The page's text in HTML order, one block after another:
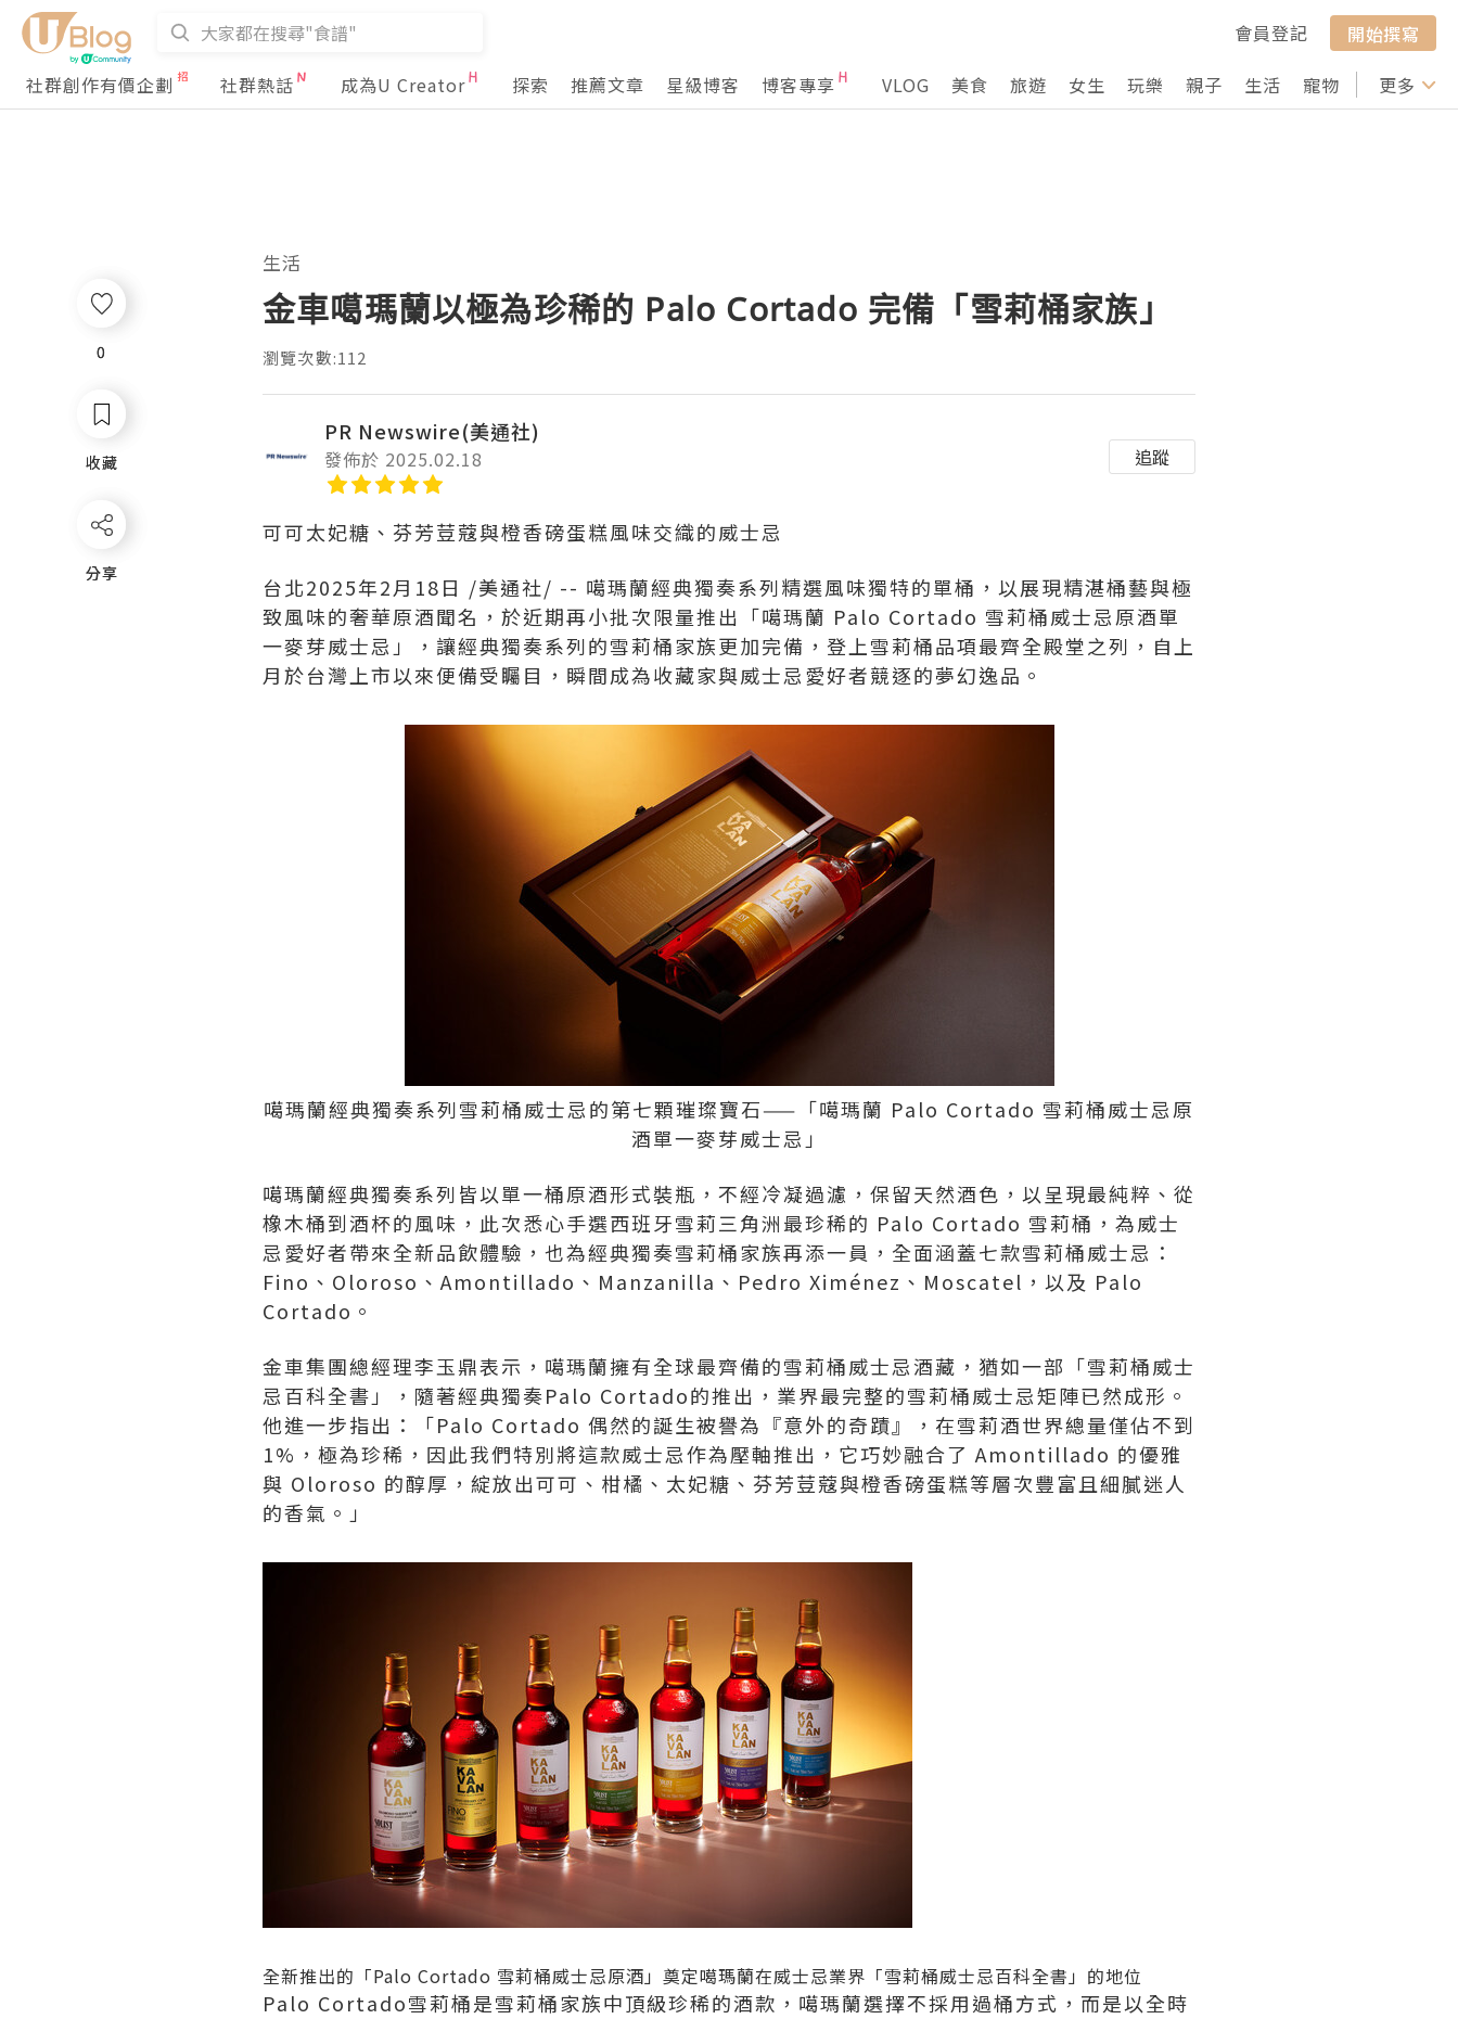
會員登記
開始撰寫
社群創作有價企劃
社群熱話 成為U Creator 探索 推薦文章 星級博客 博客專享 VLOG 美食 旅遊 女生 玩樂 親子 生活 寵物 行山 打卡
更多
0
收藏
分享
生活
金車噶瑪蘭以極為珍稀的 Palo Cortado 完備「雪莉桶家族」
瀏覽次數:112
PR Newswire(美通社)
發佈於 2025.02.18 追蹤
可可太妃糖、芬芳荳蔻與橙香磅蛋糕風味交織的威士忌
台北2025年2月18日 /美通社/ -- 噶瑪蘭經典獨奏系列精選風味獨特的單桶，以展現精湛桶藝與極
致風味的奢華原酒聞名，於近期再小批次限量推出「噶瑪蘭 Palo Cortado 雪莉桶威士忌原酒單
一麥芽威士忌」，讓經典獨奏系列的雪莉桶家族更加完備，登上雪莉桶品項最齊全殿堂之列，自上
月於台灣上市以來便備受矚目，瞬間成為收藏家與威士忌愛好者競逐的夢幻逸品。
噶瑪蘭經典獨奏系列雪莉桶威士忌的第七顆璀璨寶石——「噶瑪蘭 Palo Cortado 雪莉桶威士忌原
酒單一麥芽威士忌」
噶瑪蘭經典獨奏系列皆以單一桶原酒形式裝瓶，不經冷凝過濾，保留天然酒色，以呈現最純粹、從
橡木桶到酒杯的風味，此次悉心手選西班牙雪莉三角洲最珍稀的 Palo Cortado 雪莉桶，為威士
忌愛好者帶來全新品飲體驗，也為經典獨奏雪莉桶家族再添一員，全面涵蓋七款雪莉桶威士忌：
Fino、Oloroso、Amontillado、Manzanilla、Pedro Ximénez、Moscatel，以及 Palo
Cortado。
金車集團總經理李玉鼎表示，噶瑪蘭擁有全球最齊備的雪莉桶威士忌酒藏，猶如一部「雪莉桶威士
忌百科全書」，隨著經典獨奏Palo Cortado的推出，業界最完整的雪莉桶威士忌矩陣已然成形。
他進一步指出：「Palo Cortado 偶然的誕生被譽為『意外的奇蹟』，在雪莉酒世界總量僅佔不到
1%，極為珍稀，因此我們特別將這款威士忌作為壓軸推出，它巧妙融合了 Amontillado 的優雅
與 Oloroso 的醇厚，綻放出可可、柑橘、太妃糖、芬芳荳蔻與橙香磅蛋糕等層次豐富且細膩迷人
的香氣。」
全新推出的「Palo Cortado 雪莉桶威士忌原酒」奠定噶瑪蘭在威士忌業界「雪莉桶威士忌百科全書」的地位
Palo Cortado雪莉桶是雪莉桶家族中頂級珍稀的酒款，噶瑪蘭選擇不採用過桶方式，而是以全時
0
收藏
分享